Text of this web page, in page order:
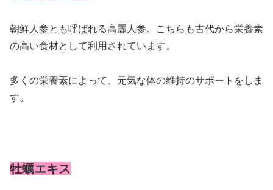
朝鮮人参とも呼ばれる高麗人参。こちらも古代から栄養素
の高い食材として利用されています。
多くの栄養素によって、元気な体の維持のサポートをしま
す。
牡蠣エキス